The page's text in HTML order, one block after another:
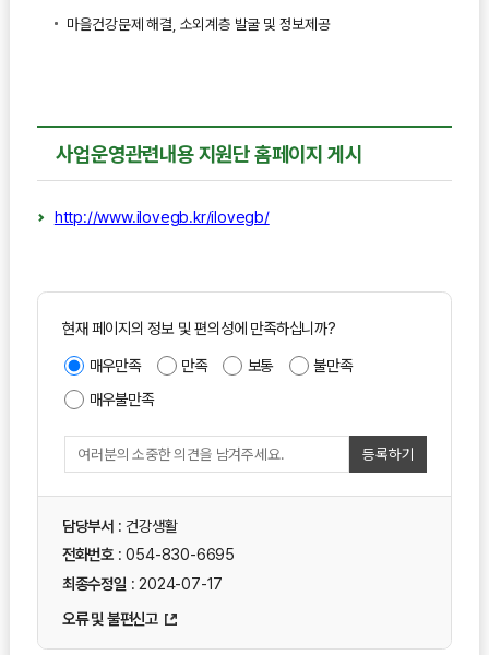
마을건강문제 해결, 소외계층 발굴 및 정보제공
사업운영관련내용 지원단 홈페이지 게시
http://www.ilovegb.kr/ilovegb/
현재 페이지의 정보 및 편의성에 만족하십니까?
매우만족 만족 보통
불만족
매우불만족
등록하기
담당부서: 건강생활
전화번호: 054-830-6695
최종수정일 : 2024-07-17
오류 및 불편신고